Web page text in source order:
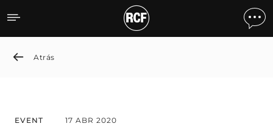
Padua Celebrates the
Atrás
EVENT 17 ABR 2020